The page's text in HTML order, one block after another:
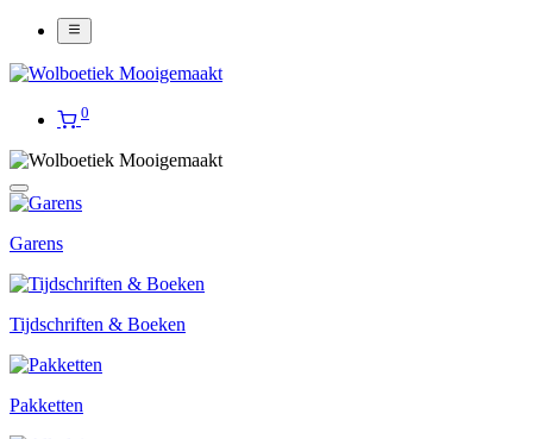
0
Garens
Tijdschriften & Boeken
Pakketten